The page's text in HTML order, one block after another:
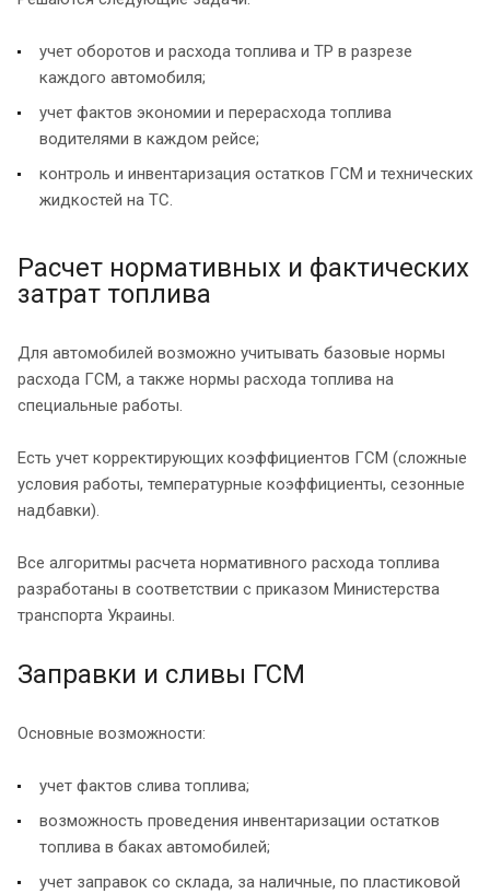
учет оборотов и расхода топлива и ТР в разрезе
каждого автомобиля;
учет фактов экономии и перерасхода топлива
водителями в каждом рейсе;
контроль и инвентаризация остатков ГСМ и технических
жидкостей на ТС.
Расчет нормативных и фактических
затрат топлива
Для автомобилей возможно учитывать базовые нормы
расхода ГСМ, а также нормы расхода топлива на
специальные работы.
Есть учет корректирующих коэффициентов ГСМ (сложные
условия работы, температурные коэффициенты, сезонные
надбавки).
Все алгоритмы расчета нормативного расхода топлива
разработаны в соответствии с приказом Министерства
транспорта Украины.
Заправки и сливы ГСМ
Основные возможности:
учет фактов слива топлива;
возможность проведения инвентаризации остатков
топлива в баках автомобилей;
учет заправок со склада, за наличные, по пластиковой